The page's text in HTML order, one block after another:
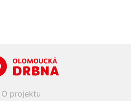
O projektu